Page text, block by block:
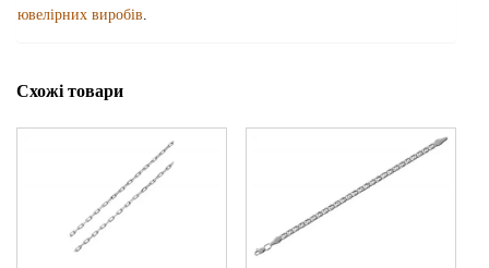
ювелірних виробів
Схожі товари